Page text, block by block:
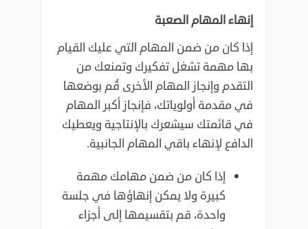
إنهاء المهام الصعبة
إذا كان من ضمن المهام التي عليك القيام
بها مهمة تشغل تفكيرك وتمنعك من
التقدم وإنجاز المهام الأخرى قُم ‏بوضعها
في مقدمة أولوياتك، فإنجاز أكبر المهام
في قائمتك سيشعرك بالإنتاجية ويعطيك
الدافع لإنهاء باقي ‏المهام الجانبية‎.‎
إذا كان من ضمن مهامك مهمة
كبيرة ولا يمكن إنهاؤها في جلسة
واحدة، قم بتقسيمها إلى أجزاء